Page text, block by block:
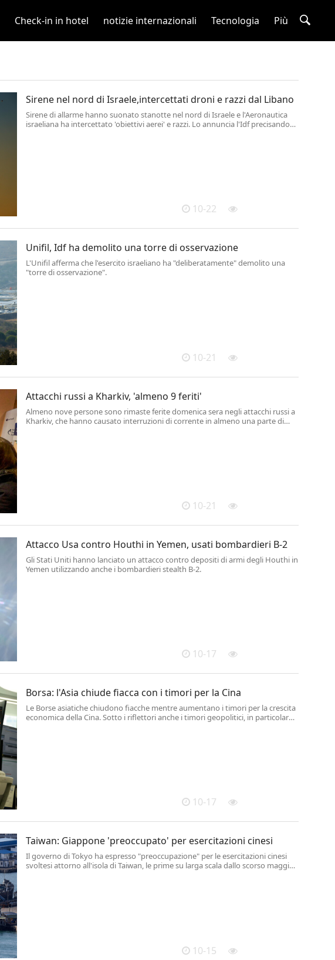
Check-in in hotel notizie internazionali Tecnologia Più
Sirene nel nord di Israele,intercettati droni e razzi dal Libano
Sirene di allarme hanno suonato stanotte nel nord di Israele e l'Aeronautica
israeliana ha intercettato 'obiettivi aerei' e razzi. Lo annuncia l'Idf precisando
10-22
Unifil, Idf ha demolito una torre di osservazione
L'Unifil afferma che l'esercito israeliano ha "deliberatamente" demolito una
"torre di osservazione".
10-21
Attacchi russi a Kharkiv, 'almeno 9 feriti'
Almeno nove persone sono rimaste ferite domenica sera negli attacchi russi a
Kharkiv, che hanno causato interruzioni di corrente in almeno una parte di
10-21
Attacco Usa contro Houthi in Yemen, usati bombardieri B-2
Gli Stati Uniti hanno lanciato un attacco contro depositi di armi degli Houthi in
Yemen utilizzando anche i bombardieri stealth B-2.
10-17
Borsa: l'Asia chiude fiacca con i timori per la Cina
Le Borse asiatiche chiudono fiacche mentre aumentano i timori per la crescita
economica della Cina. Sotto i riflettori anche i timori geopolitici, in particolare
10-17
Taiwan: Giappone 'preoccupato' per esercitazioni cinesi
Il governo di Tokyo ha espresso "preoccupazione" per le esercitazioni cinesi
svoltesi attorno all'isola di Taiwan, le prime su larga scala dallo scorso maggio,
10-15